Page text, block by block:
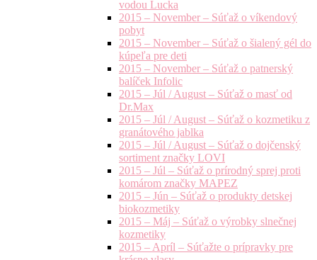
vodou Lucka
2015 – November – Súťaž o víkendový
pobyt
2015 – November – Súťaž o šialený gél do
kúpeľa pre deti
2015 – November – Súťaž o patnerský
balíček Infolic
2015 – Júl / August – Súťaž o masť od
Dr.Max
2015 – Júl / August – Súťaž o kozmetiku z
granátového jablka
2015 – Júl / August – Súťaž o dojčenský
sortiment značky LOVI
2015 – Júl – Súťaž o prírodný sprej proti
komárom značky MAPEZ
2015 – Jún – Súťaž o produkty detskej
biokozmetiky
2015 – Máj – Súťaž o výrobky slnečnej
kozmetiky
2015 – Apríl – Súťažte o prípravky pre